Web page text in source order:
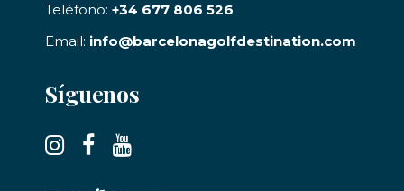
Teléfono: +34 677 806 526
Email: info@barcelonagolfdestination.com
Síguenos